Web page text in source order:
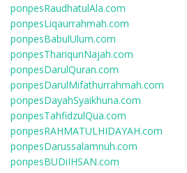
ponpesRaudhatulAla.com
ponpesLiqaurrahmah.com
ponpesBabulUlum.com
ponpesThariqunNajah.com
ponpesDarulQuran.com
ponpesDarulMifathurrahmah.com
ponpesDayahSyaikhuna.com
ponpesTahfidzulQua.com
ponpesRAHMATULHIDAYAH.com
ponpesDarussalamnuh.com
ponpesBUDiIHSAN.com